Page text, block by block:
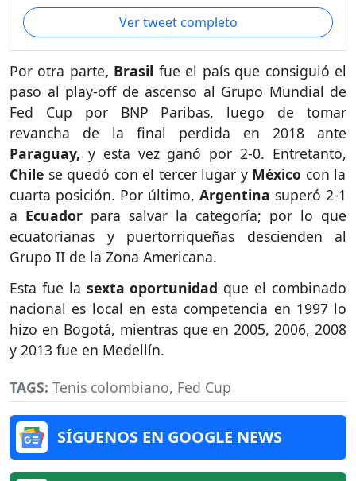
Ver tweet completo
Por otra parte, Brasil fue el país que consiguió el
paso al play-off de ascenso al Grupo Mundial de
Fed Cup por BNP Paribas, luego de tomar
revancha de la final perdida en 2018 ante
Paraguay, y esta vez ganó por 2-0. Entretanto,
Chile se quedó con el tercer lugar y México con la
cuarta posición. Por último, Argentina superó 2-1
a Ecuador para salvar la categoría; por lo que
ecuatorianas y puertorriqueñas descienden al
Grupo II de la Zona Americana.
Esta fue la sexta oportunidad que el combinado
nacional es local en esta competencia en 1997 lo
hizo en Bogotá, mientras que en 2005, 2006, 2008
y 2013 fue en Medellín.
TAGS: Tenis colombiano, Fed Cup
SÍGUENOS EN GOOGLE NEWS